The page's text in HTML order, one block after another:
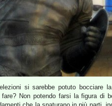
si sarebbe potuto bocciare
Non potendo farsi la figura di